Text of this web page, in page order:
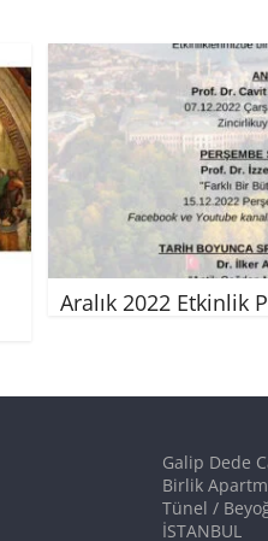
Aralık 2022 Etkinlik
Galip Dede
Birlik
Tünel /
İSTANBUL